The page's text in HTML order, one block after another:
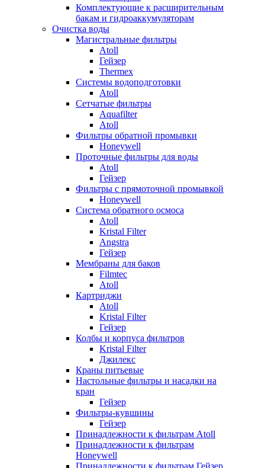
Комплектующие к расширительным
бакам и гидроаккумуляторам
Очистка воды
Магистральные фильтры
Atoll
Гейзер
Thermex
Системы водоподготовки
Atoll
Сетчатые фильтры
Aquafilter
Atoll
Фильтры обратной промывки
Honeywell
Проточные фильтры для воды
Atoll
Гейзер
Фильтры с прямоточной промывкой
Honeywell
Система обратного осмоса
Atoll
Kristal Filter
Angstra
Гейзер
Мембраны для баков
Filmtec
Atoll
Картриджи
Atoll
Kristal Filter
Гейзер
Колбы и корпуса фильтров
Kristal Filter
Джилекс
Краны питьевые
Настольные фильтры и насадки на
кран
Гейзер
Фильтры-кувшины
Гейзер
Принадлежности к фильтрам Atoll
Принадлежности к фильтрам
Honeywell
Принадлежности к фильтрам Гейзер